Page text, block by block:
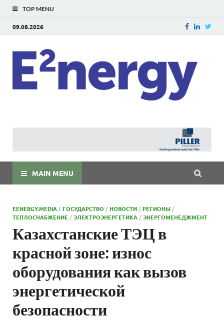
TOP MENU
09.08.2026
MAIN MENU
EENERGY.MEDIA /ГОСУДАРСТВО /НОВОСТИ /РЕГИОНЫ /
ТЕПЛОСНАБЖЕНИЕ /ЭЛЕКТРОЭНЕРГЕТИКА /ЭНЕРГОМЕНЕДЖМЕНТ
Казахстанские ТЭЦ в
красной зоне: износ
оборудования как вызов
энергетической
безопасности